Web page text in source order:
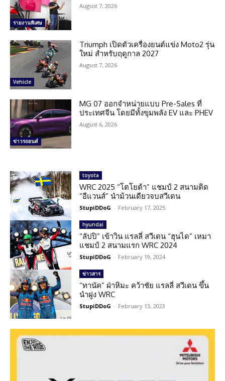
รายงานพิเศษ
August 7, 2026
Vehicle
Triumph เปิดตัวเครื่องยนต์แข่ง Moto2 รุ่น
ใหม่ สำหรับฤดูกาล 2027
August 7, 2026
ข่าวรถยนต์
MG 07 ออกจำหน่ายแบบ Pre-Sales ที่
ประเทศจีน โดยมีทั้งขุมพลัง EV และ PHEV
August 6, 2026
toyota
WRC 2025 “โตโยต้า” แชมป์ 2 สนามติด
“อีแวนส์” นำม้วนเดียวจบสวีเดน
StupiDDoG - February 17, 2025
hyundai
“ลัปปิ” เข้าวิน แรลลี่ สวีเดน “ฮุนได” เหมา
แชมป์ 2 สนามแรก WRC 2024
StupiDDoG - February 19, 2024
ข่าวสาร
“ทานัค” ฝ่าหิมะ คว้าชัย แรลลี่ สวีเดน ขึ้น
นำฝูง WRC
StupiDDoG - February 13, 2023